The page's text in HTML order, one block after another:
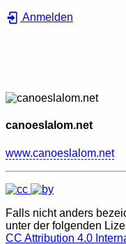
Anmelden
canoeslalom.net
www.canoeslalom.net
Falls nicht anders
unter der folgenden
CC Attribution 4.0